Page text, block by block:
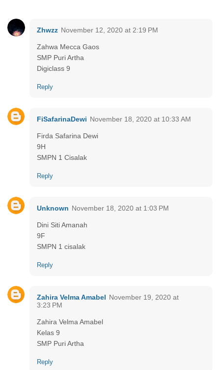
Zhwzz November 12, 2020 at 2:19 PM
Zahwa Mecca Gaos
SMP Puri Artha
Digiclass 9
Reply
FiSafarinaDewi November 18, 2020 at 10:33 AM
Firda Safarina Dewi
9H
SMPN 1 Cisalak
Reply
Unknown November 18, 2020 at 1:03 PM
Dini Siti Amanah
9F
SMPN 1 cisalak
Reply
Zahira Velma Amabel November 19, 2020 at
3:23 PM
Zahira Velma Amabel
Kelas 9
SMP Puri Artha
Reply